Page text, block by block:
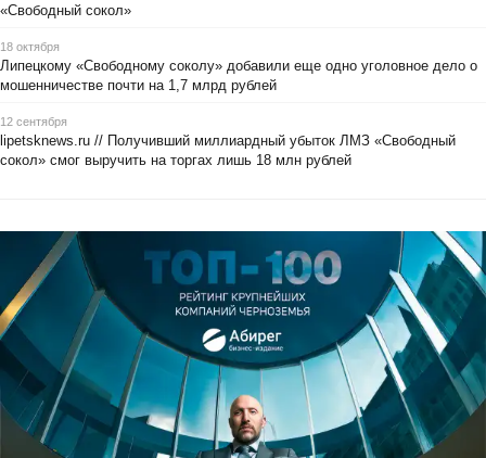
«Свободный сокол»
18 октября
Липецкому «Свободному соколу» добавили еще одно уголовное дело о
мошенничестве почти на 1,7 млрд рублей
12 сентября
lipetsknews.ru // Получивший миллиардный убыток ЛМЗ «Свободный
сокол» смог выручить на торгах лишь 18 млн рублей